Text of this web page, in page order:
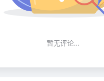
暂无评论...